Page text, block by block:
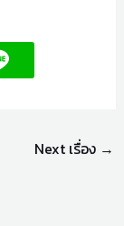
Next เรื่อง →